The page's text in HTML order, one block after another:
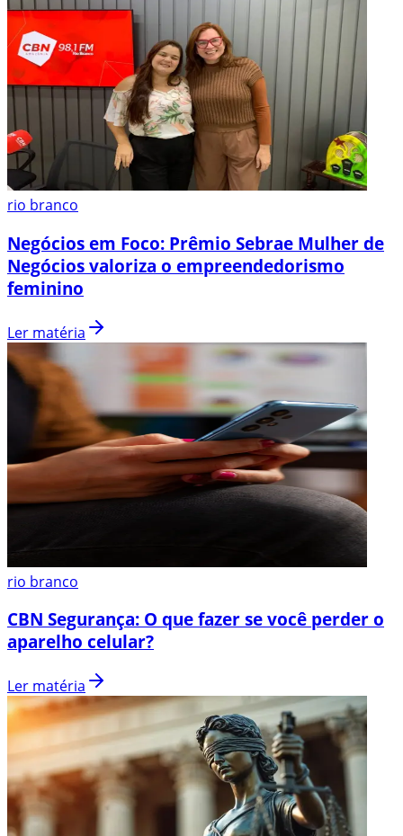
rio branco
Negócios em Foco: Prêmio Sebrae Mulher de
Negócios valoriza o empreendedorismo
feminino
Ler matéria
rio branco
CBN Segurança: O que fazer se você perder o
aparelho celular?
Ler matéria